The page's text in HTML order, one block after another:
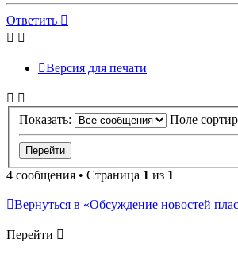
началу
Ответить
Версия для печати
Показать: Поле
4 сообщения • Страница 1 из 1
Вернуться в «Обсуждение новостей
Перейти